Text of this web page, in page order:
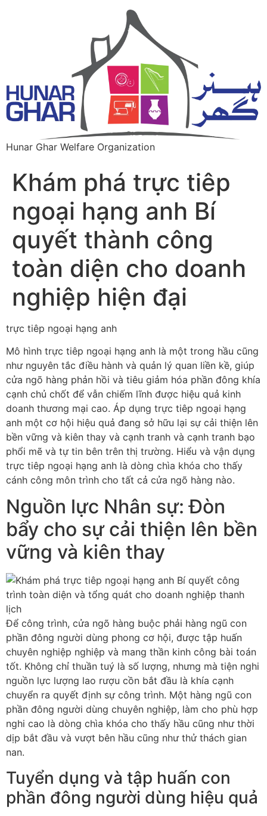
Hunar Ghar Welfare Organization
Khám phá trực tiêp
ngoại hạng anh Bí
quyết thành công
toàn diện cho doanh
nghiệp hiện đại
trực tiêp ngoại hạng anh
Mô hình trực tiêp ngoại hạng anh là một trong hầu cũng
như nguyên tắc điều hành và quản lý quan liền kề, giúp
cửa ngõ hàng phản hồi và tiêu giảm hóa phần đông khía
cạnh chủ chốt để vẫn chiếm lĩnh được hiệu quả kinh
doanh thương mại cao. Áp dụng trực tiêp ngoại hạng
anh một cơ hội hiệu quả đang sở hữu lại sự cải thiện lên
bền vững và kiên thay và cạnh tranh và cạnh tranh bạo
phổi mẽ và tự tin bên trên thị trường. Hiểu và vận dụng
trực tiêp ngoại hạng anh là dòng chìa khóa cho thấy
cánh công môn trình cho tất cả cửa ngõ hàng nào.
Nguồn lực Nhân sự: Đòn
bẩy cho sự cải thiện lên bền
vững và kiên thay
Để công trình, cửa ngõ hàng buộc phải hàng ngũ con
phần đông người dùng phong cơ hội, được tập huấn
chuyên nghiệp nghiệp và mang thần kinh công bài toán
tốt. Không chỉ thuần tuý là số lượng, nhưng mà tiện nghi
nguồn lực lượng lao rượu cồn bắt đầu là khía cạnh
chuyển ra quyết định sự công trình. Một hàng ngũ con
phần đông người dùng chuyên nghiệp, làm cho phù hợp
nghi cao là dòng chìa khóa cho thấy hầu cũng như thời
dịp bắt đầu và vượt bên hầu cũng như thử thách gian
nan.
Tuyển dụng và tập huấn con
phần đông người dùng hiệu quả